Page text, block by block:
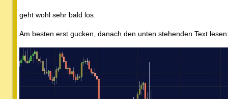
geht wohl sehr bald los.
Am besten erst gucken, danach den unten stehenden Text